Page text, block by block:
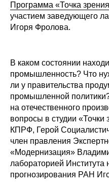
Общие
Научные труды
О журнале
Выпуски
Программа «Точка
участием заведующего
Игоря Фролова.
В каком состоянии
промышленность? Что
ли у правительства
промышленной
на отечественного
вопросы в студии
КПРФ, Герой
член правления
«Модернизация»
лабораторией Института
прогнозирования РАН